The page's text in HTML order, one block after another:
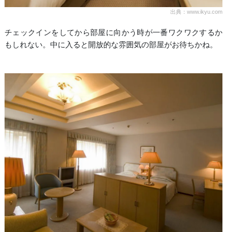
出典：www.ikyu.com
チェックインをしてから部屋に向かう時が一番ワクワクするか
もしれない。中に入ると開放的な雰囲気の部屋がお待ちかね。